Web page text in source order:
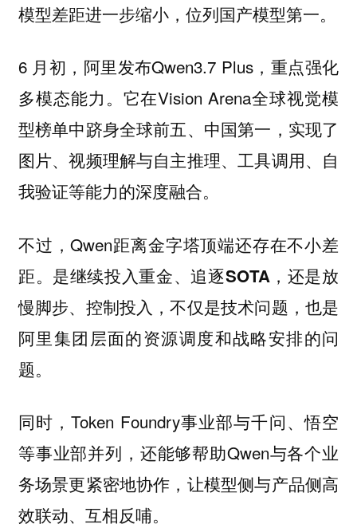
模型差距进一步缩小，位列国产模型第一。
6 月初，阿里发布Qwen3.7 Plus，重点强化
多模态能力。它在Vision Arena全球视觉模
型榜单中跻身全球前五、中国第一，实现了
图片、视频理解与自主推理、工具调用、自
我验证等能力的深度融合。
不过，Qwen距离金字塔顶端还存在不小差
距。 是继续投入重金、追逐SOTA，还是放
慢脚步、控制投入，不仅是技术问题，也是
阿里集团层面的资源调度和战略安排的问
题。
同时，Token Foundry事业部与千问、悟空
等事业部并列，还能够帮助Qwen与各个业
务场景更紧密地协作，让模型侧与产品侧高
效联动、互相反哺。